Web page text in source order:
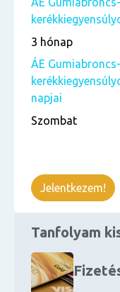
Tanfolyam
3 hónap
ÁE
napjai
Szombat
Jelentkezem!